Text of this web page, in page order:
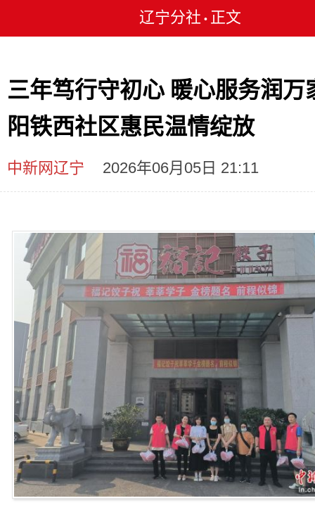
辽宁分社 • 正文
三年笃行守初心 暖心服务润万
阳铁西社区惠民温情绽放
中新网辽宁 2026年06月05日 21:11